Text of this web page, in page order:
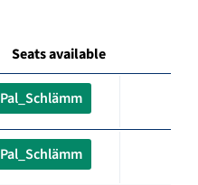
Seats available
Pal_Schlämm
Pal_Schlämm